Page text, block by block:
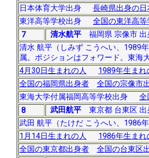
日本体育大学出身 長崎県出身の
東洋高等学校出身 全国の東洋高
7
清水航平福岡県 宗像市 出
清水 航平（しみず こうへい、1989
属。ポジションはフォワード。東海
4月30日生まれの人
1989年生まれ
全国の福岡県出身者
全国の宗像市
東海大学付属福岡高等学校出身 全
8
武田航平東京都 台東区 出
武田 航平（たけだ こうへい、1986
1月14日生まれの人
1986年生まれ
全国の東京都出身者
全国の台東区